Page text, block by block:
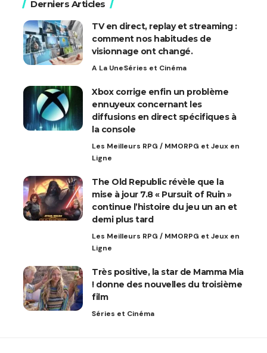
Derniers Articles
TV en direct, replay et streaming :
comment nos habitudes de
visionnage ont changé.
A La UneSéries et Cinéma
Xbox corrige enfin un problème
ennuyeux concernant les
diffusions en direct spécifiques à
la console
Les Meilleurs RPG / MMORPG et Jeux en
Ligne
The Old Republic révèle que la
mise à jour 7.8 « Pursuit of Ruin »
continue l’histoire du jeu un an et
demi plus tard
Les Meilleurs RPG / MMORPG et Jeux en
Ligne
Très positive, la star de Mamma Mia
! donne des nouvelles du troisième
film
Séries et Cinéma